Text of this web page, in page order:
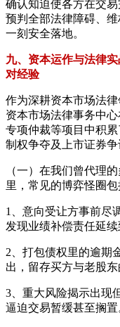
确认知迫使各方在交
预判全部法律障碍、
一刻安全落地。
九、资本运作与法律
对经验
作为深耕资本市场法
资本市场法律事务中
专项仲裁等项目中积
制权争夺及上市证券争
（一）在我们曾代理
里，常见的博弈怪圈包
1、意向受让方事前尽
发现业绩补偿责任延续
2、打包债权里的逾期
出，留存买方与老股
3、重大风险揭示出现
逼迫交易暂缓甚至搁置